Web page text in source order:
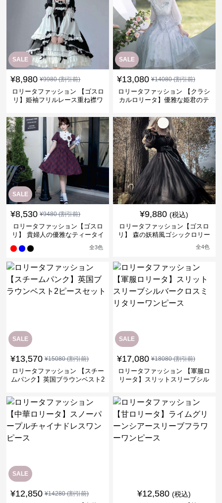
SALE
¥8,980 ¥9980(割引前)
ロリータファッション 【ゴスロ
リ】姫袖フリルレース重ね襟ワ
SALE
¥13,080 ¥14080(割引前)
ロリータファッション 【クラシ
カルロリータ】優雅な姫君のテ
SALE
¥8,530 ¥9480(割引前)
ロリータファッション【ゴスロ
リ】 貴婦人の優雅なティータイ
全3色
¥9,880 (税込)
ロリータファッション【ゴスロ
リ】 森の妖精風ゴシックロリー
全4色
SALE
¥13,570 ¥15080(割引前)
ロリータファッション 【スチー
ムパンク】英国ブラウンベスト2
SALE
¥17,080 ¥18080(割引前)
ロリータファッション 【軍服ロ
リータ】スリットスリーブシル
SALE
¥12,850 ¥14280(割引前) ¥12,580 (税込)